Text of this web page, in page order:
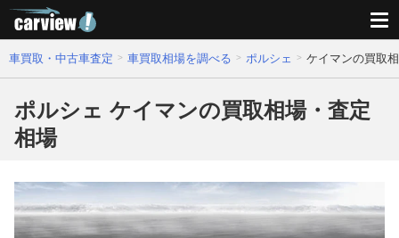
車買取・中古車査定 車買取相場を調べる ポルシェ ケイマンの買取
ポルシェ ケイマンの買取相場・査定
相場